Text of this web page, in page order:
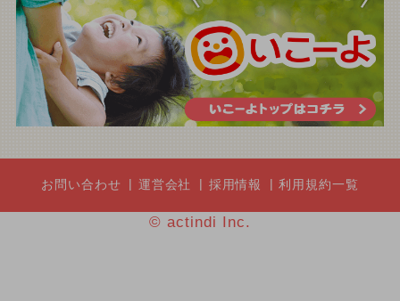
お問い合わせ 運営会社 採用情報 利用規約一覧
© actindi Inc.